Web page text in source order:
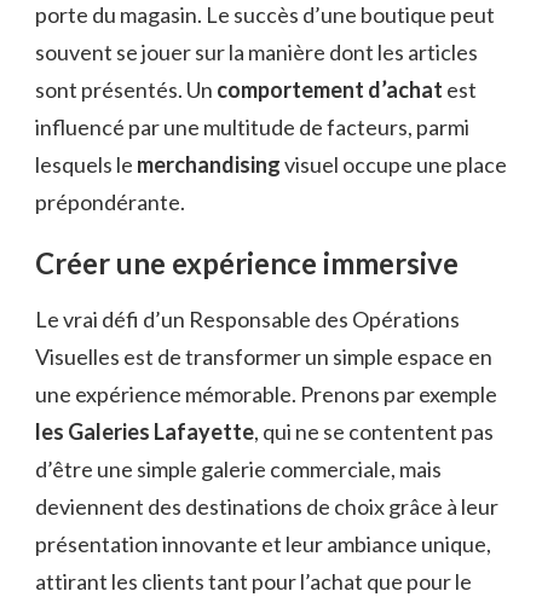
porte du magasin. Le succès d’une boutique peut
souvent se jouer sur la manière dont les articles
sont présentés. Un comportement d’achat est
influencé par une multitude de facteurs, parmi
lesquels le merchandisingvisuel occupe une place
prépondérante.
Créer une expérience immersive
Le vrai défi d’un Responsable des Opérations
Visuelles est de transformer un simple espace en
une expérience mémorable. Prenons par exemple
les Galeries Lafayette, qui ne se contentent pas
d’être une simple galerie commerciale, mais
deviennent des destinations de choix grâce à leur
présentation innovante et leur ambiance unique,
attirant les clients tant pour l’achat que pour le